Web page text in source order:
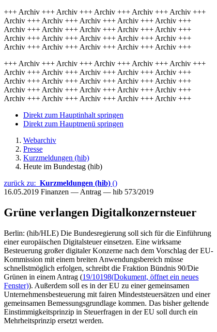
+++ Archiv +++ Archiv +++ Archiv +++ Archiv +++ Archiv +++
Archiv +++ Archiv +++ Archiv +++ Archiv +++ Archiv +++
Archiv +++ Archiv +++ Archiv +++ Archiv +++ Archiv +++
Archiv +++ Archiv +++ Archiv +++ Archiv +++ Archiv +++
Archiv +++ Archiv +++ Archiv +++ Archiv +++ Archiv +++
+++ Archiv +++ Archiv +++ Archiv +++ Archiv +++ Archiv +++
Archiv +++ Archiv +++ Archiv +++ Archiv +++ Archiv +++
Archiv +++ Archiv +++ Archiv +++ Archiv +++ Archiv +++
Archiv +++ Archiv +++ Archiv +++ Archiv +++ Archiv +++
Archiv +++ Archiv +++ Archiv +++ Archiv +++ Archiv +++
Direkt zum Hauptinhalt springen
Direkt zum Hauptmenü springen
Webarchiv
Presse
Kurzmeldungen (hib)
Heute im Bundestag (hib)
zurück zu: Kurzmeldungen (hib) ()
16.05.2019 Finanzen — Antrag — hib 573/2019
Grüne verlangen Digitalkonzernsteuer
Berlin: (hib/HLE) Die Bundesregierung soll sich für die Einführung
einer europäischen Digitalsteuer einsetzen. Eine wirksame
Besteuerung großer digitaler Konzerne nach dem Vorschlag der EU-
Kommission mit einem breiten Anwendungsbereich müsse
schnellstmöglich erfolgen, schreibt die Fraktion Bündnis 90/Die
Grünen in einem Antrag (19/10198(Dokument, öffnet ein neues
Fenster)). Außerdem soll es in der EU zu einer gemeinsamen
Unternehmensbesteuerung mit fairen Mindeststeuersätzen und einer
gemeinsamen Bemessungsgrundlage kommen. Das bisher geltende
Einstimmigkeitsprinzip in Steuerfragen in der EU soll durch ein
Mehrheitsprinzip ersetzt werden.